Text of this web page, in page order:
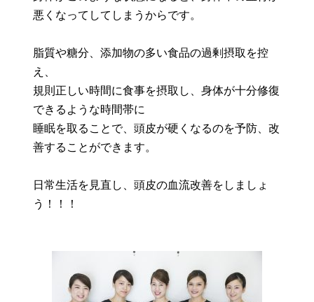
悪くなってしてしまうからです。
脂質や糖分、添加物の多い食品の過剰摂取を控
え、
規則正しい時間に食事を摂取し、身体が十分修復
できるような時間帯に
睡眠を取ることで、頭皮が硬くなるのを予防、改
善することができます。
日常生活を見直し、頭皮の血流改善をしましょ
う！！！